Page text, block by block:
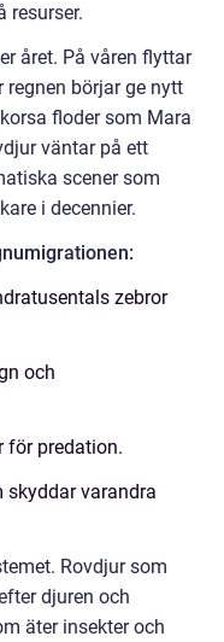
resurser.
året. På våren flyttar
börjar ge nytt
floder som Mara
väntar på ett
scener som
i decennier.
zebror
och
för predation.
skyddar varandra
Rovdjur som
djuren och
äter insekter och